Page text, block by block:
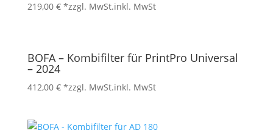
219,00 € *zzgl. MwSt.inkl. MwSt
BOFA – Kombifilter für PrintPro Universal
– 2024
412,00 € *zzgl. MwSt.inkl. MwSt